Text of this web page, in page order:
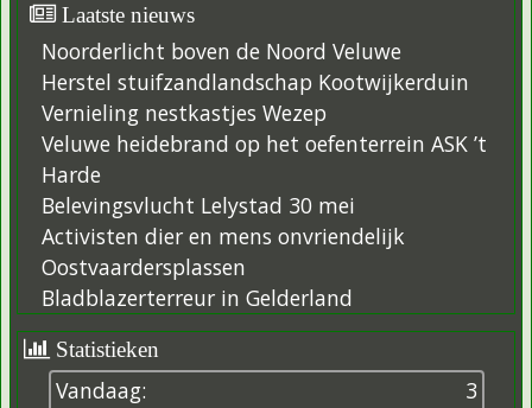
Laatste nieuws
Noorderlicht boven de Noord Veluwe
Herstel stuifzandlandschap Kootwijkerduin
Vernieling nestkastjes Wezep
Veluwe heidebrand op het oefenterrein ASK ’t
Harde
Belevingsvlucht Lelystad 30 mei
Activisten dier en mens onvriendelijk
Oostvaardersplassen
Bladblazerterreur in Gelderland
Statistieken
Vandaag:
3